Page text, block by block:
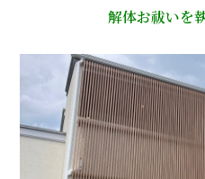
解体お祓いを